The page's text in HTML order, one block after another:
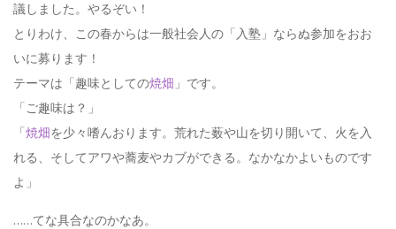
議しました。やるぞい！
とりわけ、この春からは一般社会人の「入塾」ならぬ参加をおお
いに募ります！
テーマは「趣味としての焼畑 」です。
「ご趣味は？」
「焼畑を少々嗜んおります。荒れた薮や山を切り開いて、火を入
れる、そしてアワや蕎麦やカブができる。なかなかよいものです
よ」
……てな具合なのかなあ。